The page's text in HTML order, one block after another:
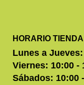
HORARIO TIENDA
Lunes a
Viernes: 10:00 -
Sábados: 10:00